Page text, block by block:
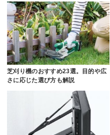
芝刈り機のおすすめ23選。目的や広
さに応じた選び方も解説